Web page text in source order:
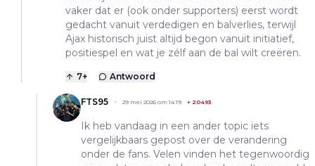
vaker dat er (ook onder supporters) eerst wordt
gedacht vanuit verdedigen en balverlies, terwijl
Ajax historisch juist altijd begon vanuit initiatief,
positiespel en wat je zélf aan de bal wilt creëren.
7+ Antwoord
FTS95 29 mei 2026 om 14:19 + 20493
Ik heb vandaag in een ander topic iets
vergelijkbaars gepost over de verandering
onder de fans. Velen vinden het tegenwoordig